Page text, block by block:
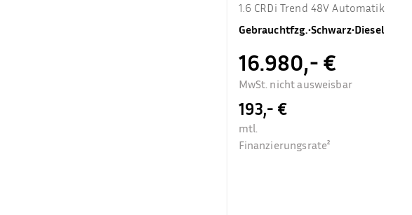
1.6 CRDi Trend 48V Automatik
Gebrauchtfzg.•Schwarz•Diesel
16.980,- €
MwSt. nicht ausweisbar
193,- €
mtl.
Finanzierungsrate²